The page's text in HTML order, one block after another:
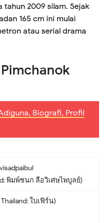
tahun 2009 silam. Sejak
165 cm ini mulai
atau serial drama
Biografi, Profil
พิมพ์ชนก ลือวิเศษไพบูลย์)
ใบเฟิร์น)